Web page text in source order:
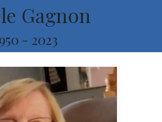
Gagnon
- 2023